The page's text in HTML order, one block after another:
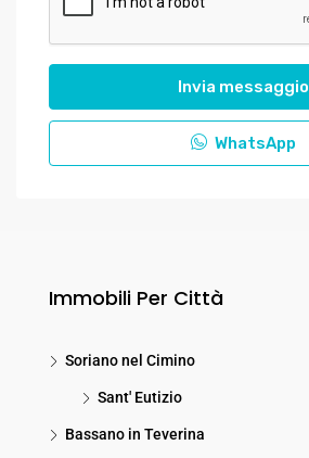
Invia messaggio
WhatsApp
Immobili Per Città
Soriano nel Cimino
Sant' Eutizio
Bassano in Teverina